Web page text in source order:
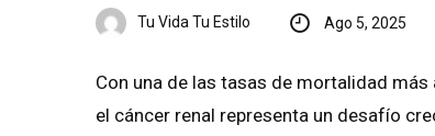
Tu Vida Tu Estilo Ago 5, 2025
Con una de las tasas de mortalidad
el cáncer renal representa un desafío